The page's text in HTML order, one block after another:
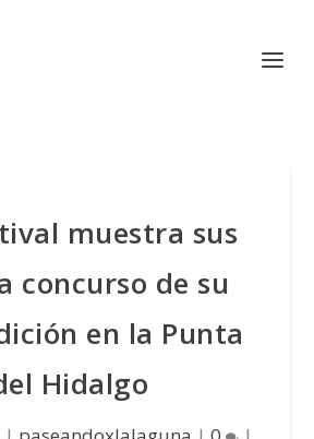
muestra sus
concurso de su
en la Punta
Hidalgo